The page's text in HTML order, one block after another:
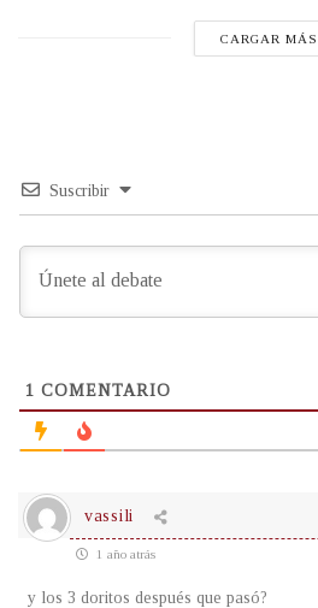
CARGAR MÁS
Suscribir
1 COMENTARIO
vassili
1 año atrás
y los 3 doritos después que pasó?